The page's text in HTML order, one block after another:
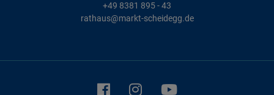
+49 8381 895 - 43
rathaus@markt-scheidegg.de